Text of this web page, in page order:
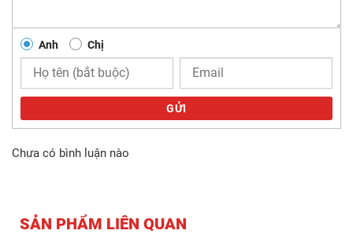
Anh Chị
GỬI
Chưa có bình luận nào
SẢN PHẨM LIÊN QUAN